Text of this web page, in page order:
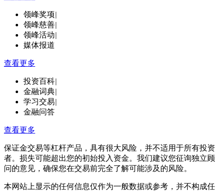
领峰奖项|
领峰慈善|
领峰活动|
媒体报道
查看更多
投资百科|
金融词典|
学习交易|
金融问答
查看更多
保证金交易等杠杆产品，具有很大风险，并不适用于所有投资
者。损失可能超出您的初始投入资金。我们建议您征询独立顾
问的意见，确保您在交易前完全了解可能涉及的风险。
本网站上显示的任何信息仅作为一般数据或参考，并不构成任